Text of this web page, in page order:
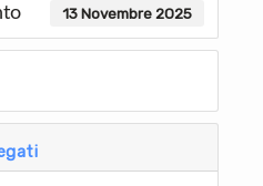
13 Novembre 2025